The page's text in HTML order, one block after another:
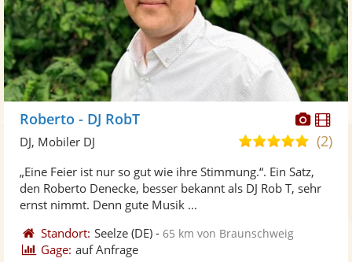
Fotos
Roberto - DJ RobT
5,0
5
(2)
DJ, Mobiler DJ
„Eine Feier ist nur so gut wie ihre Stimmung.“. Ein Satz,
den Roberto Denecke, besser bekannt als DJ Rob T, sehr
ernst nimmt. Denn gute Musik ...
Standort: Seelze (DE) -65 km von Braunschweig
Gage: auf Anfrage